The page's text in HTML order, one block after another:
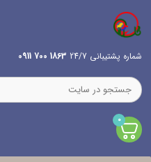
شماره پشتیبانی 24/7 1863 700 0911
0